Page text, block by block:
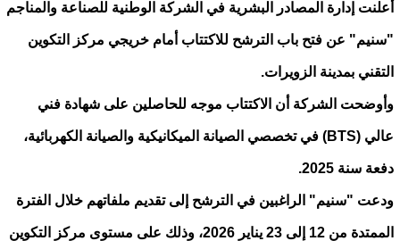
أعلنت إدارة المصادر البشرية في الشركة الوطنية للصناعة والمناجم
"سنيم" عن فتح باب الترشح للاكتتاب أمام خريجي مركز التكوين
التقني بمدينة الزويرات.
وأوضحت الشركة أن الاكتتاب موجه للحاصلين على شهادة فني
عالي (BTS) في تخصصي الصيانة الميكانيكية والصيانة الكهربائية،
دفعة سنة 2025.
ودعت "سنيم" الراغبين في الترشح إلى تقديم ملفاتهم خلال الفترة
الممتدة من 12 إلى 23 يناير 2026، وذلك على مستوى مركز التكوين